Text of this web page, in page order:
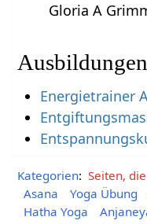
Gloria A
Ausbildungen
Energietrainer
Kategorien: Seiten,
Asana
Yoga Übung
Hatha Yoga